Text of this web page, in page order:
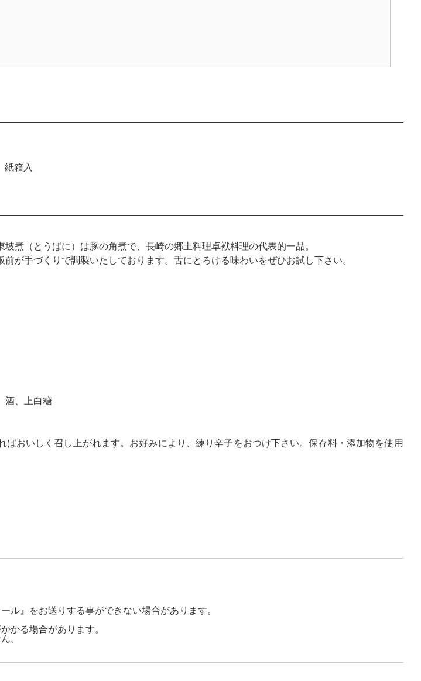
紙箱入
煮（とうばに）は豚の角煮で、長崎の郷土料理卓袱料理の代表的一品。
が手づくりで調製いたしております。舌にとろける味わいをぜひお試し下さい。
酒、上白糖
ばおいしく召し上がれます。お好みにより、練り辛子をおつけ下さい。保存料・添加物を使用
ル』をお送りする事ができない場合があります。
かる場合があります。
。